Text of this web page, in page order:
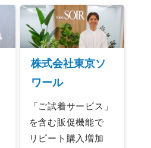
株式会社東京ソ
ワール
「ご試着サービス」
を含む販促機能で
リピート購入増加